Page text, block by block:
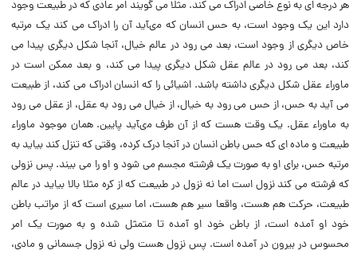
هر درجه اى به نوع خاصى ادراک مى کند. مثلا مى گویند امر عادى که در طبیعت وجود
دارد این یک وجود است، به حس انسان که مىآید آن را ادراک مى کند یک مرتبه
خاص دیگرى از وجود است، بعد مى رود در عالم خیال، آنجا شکل دیگرى پیدا مى
کند، بعد مى رود در عالم عقل شکل دیگرى پیدا مى کند، و بعد ممکن است در
ماوراء عقل شکل دیگرى داشته باشد. اشیائى را که انسان ادراک مى کند، از طبیعت
مى آید به حس، از حس مى رود به خیال، از خیال مى رود به عقل، از عقل مى رود
به ماوراء عقل. یک وقت هست که از آن طرف مىآید پایین. همان موجود ماوراء
طبیعت و ماده اى که حس باطن انسان در آنجا درک کرده، وقتى که تنزل کند بیاید به
مرتبه حس، براى او به صورت یک فرشته مجسم مى شود و او را مى بیند. پس نزولى
که فرشته مى کند نزول است اما نه نزول در طبیعت که از کره مثلا بالا بیاید در عالم
طبیعت، حرکت هم هست، واقعا سیر هم هست، اما سیرى است که از مراتب باطن
خود او آمده است، از باطن خود او آمده تا متمثل شده و به صورت یک امر
محسوس در بیرون در آمده است. پس نزول هست ولى نه نزول جسمانى و مادى،